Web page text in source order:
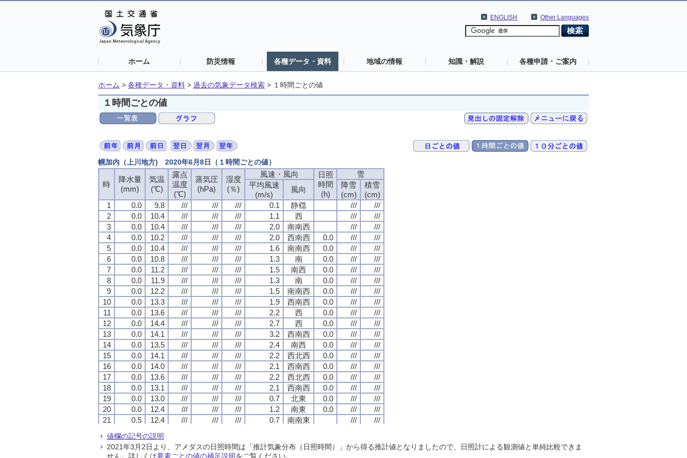
Other Languages
ENGLISH
ホーム 防災情報 各種データ・資料 地域の情報 知識・解説 各種申請・ご案内
ホーム > 各種データ・資料 > 過去の気象データ検索 > １時間ごとの値
１時間ごとの値
幌加内（上川地方) 2020年6月8日（１時間ごとの値）
時
降水量
(mm)
気温
(℃)
露点
温度
(℃)
蒸気圧
(hPa)
湿度
(％)
風速・風向
日照
時間
(h)
雪
平均風速
(m/s)
風向
降雪
(cm)
積雪
(cm)
1
0.0 9.8 /// /// /// 0.1 静穏 ///
///
2
0.0 10.4 /// /// /// 1.1 西 ///
///
3
0.0 10.4 /// /// /// 2.0 南南西 ///
///
4
0.0 10.2 /// /// /// 2.0 西南西 0.0 ///
///
5
0.0 10.4 /// /// /// 1.6 南南西 0.0 ///
///
6
0.0 10.8 /// /// /// 1.3 南 0.0 ///
///
7
0.0 11.2 /// /// /// 1.5 南西 0.0 ///
///
8
0.0 11.9 /// /// /// 1.3 南 0.0 ///
///
9
0.0 12.2 /// /// /// 1.5 南南西 0.0 ///
///
10
0.0 13.3 /// /// /// 1.9 西南西 0.0 ///
///
11
0.0 13.6 /// /// /// 2.2 西 0.0 ///
///
12
0.0 14.4 /// /// /// 2.7 西 0.0 ///
///
13
0.0 14.1 /// /// /// 3.2 西南西 0.0 ///
///
14
0.0 13.5 /// /// /// 2.4 南西 0.0 ///
///
15
0.0 14.1 /// /// /// 2.2 西北西 0.0 ///
///
16
0.0 14.0 /// /// /// 2.1 西南西 0.0 ///
///
17
0.0 13.6 /// /// /// 2.2 西北西 0.0 ///
///
18
0.0 13.1 /// /// /// 2.1 西南西 0.0 ///
///
19
0.0 13.0 /// /// /// 0.7 北東 0.0 ///
///
20
0.0 12.4 /// /// /// 1.2 南東 0.0 ///
///
21
0.5 12.4 /// /// /// 0.7 南南東 ///
///
12.5
23
0.5 12.5 南南東
///
24
0.0 12.8 /// /// /// 0.4 東南東 /// ///
時
降水量
(mm)
気温
(℃)
露点
温度
(℃)
蒸気圧
(hPa)
湿度
(％)
風速・風向
日照
時間
(h)
雪
平均風速
(m/s)
風向
降雪
(cm)
積雪
(cm)
1
0.0 9.8 /// /// /// 0.1 静穏 ///
///
2
0.0 10.4 /// /// /// 1.1 西 ///
///
3
0.0 10.4 /// /// /// 2.0 南南西 ///
///
4
0.0 10.2 /// /// /// 2.0 西南西 0.0 ///
///
5
0.0 10.4 /// /// /// 1.6 南南西 0.0 ///
///
6
0.0 10.8 /// /// /// 1.3 南 0.0 ///
///
7
0.0 11.2 /// /// /// 1.5 南西 0.0 ///
///
8
0.0 11.9 /// /// /// 1.3 南 0.0 ///
///
9
0.0 12.2 /// /// /// 1.5 南南西 0.0 ///
///
10
0.0 13.3 /// /// /// 1.9 西南西 0.0 ///
///
11
0.0 13.6 /// /// /// 2.2 西 0.0 ///
///
12
0.0 14.4 /// /// /// 2.7 西 0.0 ///
///
13
0.0 14.1 /// /// /// 3.2 西南西 0.0 ///
///
14
0.0 13.5 /// /// /// 2.4 南西 0.0 ///
///
15
0.0 14.1 /// /// /// 2.2 西北西 0.0 ///
///
16
0.0 14.0 /// /// /// 2.1 西南西 0.0 ///
///
17
0.0 13.6 /// /// /// 2.2 西北西 0.0 ///
///
18
0.0 13.1 /// /// /// 2.1 西南西 0.0 ///
///
19
0.0 13.0 /// /// /// 0.7 北東 0.0 ///
///
20
0.0 12.4 /// /// /// 1.2 南東 0.0 ///
///
21
0.5 12.4 /// /// /// 0.7 南南東 ///
///
12.5
23
0.5 12.5 南南東
///
24
0.0 12.8 /// /// /// 0.4 東南東 /// ///
時
降水量
(mm)
気温
(℃)
露点
温度
(℃)
蒸気圧
(hPa)
湿度
(％)
風速・風向
日照
時間
(h)
雪
平均風速
(m/s)
風向
降雪
(cm)
積雪
(cm)
1
0.0 9.8 /// /// /// 0.1 静穏 ///
///
2
0.0 10.4 /// /// /// 1.1 西 ///
///
3
0.0 10.4 /// /// /// 2.0 南南西 ///
///
4
0.0 10.2 /// /// /// 2.0 西南西 0.0 ///
///
5
0.0 10.4 /// /// /// 1.6 南南西 0.0 ///
///
6
0.0 10.8 /// /// /// 1.3 南 0.0 ///
///
7
0.0 11.2 /// /// /// 1.5 南西 0.0 ///
///
8
0.0 11.9 /// /// /// 1.3 南 0.0 ///
///
9
0.0 12.2 /// /// /// 1.5 南南西 0.0 ///
///
10
0.0 13.3 /// /// /// 1.9 西南西 0.0 ///
///
11
0.0 13.6 /// /// /// 2.2 西 0.0 ///
///
12
0.0 14.4 /// /// /// 2.7 西 0.0 ///
///
13
0.0 14.1 /// /// /// 3.2 西南西 0.0 ///
///
14
0.0 13.5 /// /// /// 2.4 南西 0.0 ///
///
15
0.0 14.1 /// /// /// 2.2 西北西 0.0 ///
///
16
0.0 14.0 /// /// /// 2.1 西南西 0.0 ///
///
17
0.0 13.6 /// /// /// 2.2 西北西 0.0 ///
///
18
0.0 13.1 /// /// /// 2.1 西南西 0.0 ///
///
19
0.0 13.0 /// /// /// 0.7 北東 0.0 ///
///
20
0.0 12.4 /// /// /// 1.2 南東 0.0 ///
///
21
0.5 12.4 /// /// /// 0.7 南南東 ///
///
12.5
23
0.5 12.5 南南東
///
24
0.0 12.8 /// /// /// 0.4 東南東 /// ///
時
降水量
(mm)
気温
(℃)
露点
温度
(℃)
蒸気圧
(hPa)
湿度
(％)
風速・風向
日照
時間
(h)
雪
平均風速
(m/s)
風向
降雪
(cm)
積雪
(cm)
1
0.0 9.8 /// /// /// 0.1 静穏 ///
///
2
0.0 10.4 /// /// /// 1.1 西 ///
///
3
0.0 10.4 /// /// /// 2.0 南南西 ///
///
4
0.0 10.2 /// /// /// 2.0 西南西 0.0 ///
///
5
0.0 10.4 /// /// /// 1.6 南南西 0.0 ///
///
6
0.0 10.8 /// /// /// 1.3 南 0.0 ///
///
7
0.0 11.2 /// /// /// 1.5 南西 0.0 ///
///
8
0.0 11.9 /// /// /// 1.3 南 0.0 ///
///
9
0.0 12.2 /// /// /// 1.5 南南西 0.0 ///
///
10
0.0 13.3 /// /// /// 1.9 西南西 0.0 ///
///
11
0.0 13.6 /// /// /// 2.2 西 0.0 ///
///
12
0.0 14.4 /// /// /// 2.7 西 0.0 ///
///
13
0.0 14.1 /// /// /// 3.2 西南西 0.0 ///
///
14
0.0 13.5 /// /// /// 2.4 南西 0.0 ///
///
15
0.0 14.1 /// /// /// 2.2 西北西 0.0 ///
///
16
0.0 14.0 /// /// /// 2.1 西南西 0.0 ///
///
17
0.0 13.6 /// /// /// 2.2 西北西 0.0 ///
///
18
0.0 13.1 /// /// /// 2.1 西南西 0.0 ///
///
19
0.0 13.0 /// /// /// 0.7 北東 0.0 ///
///
20
0.0 12.4 /// /// /// 1.2 南東 0.0 ///
///
21
0.5 12.4 /// /// /// 0.7 南南東 ///
///
12.5
23
0.5 12.5 南南東
///
24
0.0 12.8 /// /// /// 0.4 東南東 /// ///
値欄の記号の説明
2021年3月2日より、アメダスの日照時間は「推計気象分布（日照時間）」から得る推計値となりましたので、日照計による観測値と単純比較できま
せん。詳しくは要素ごとの値の補足説明をご覧ください。